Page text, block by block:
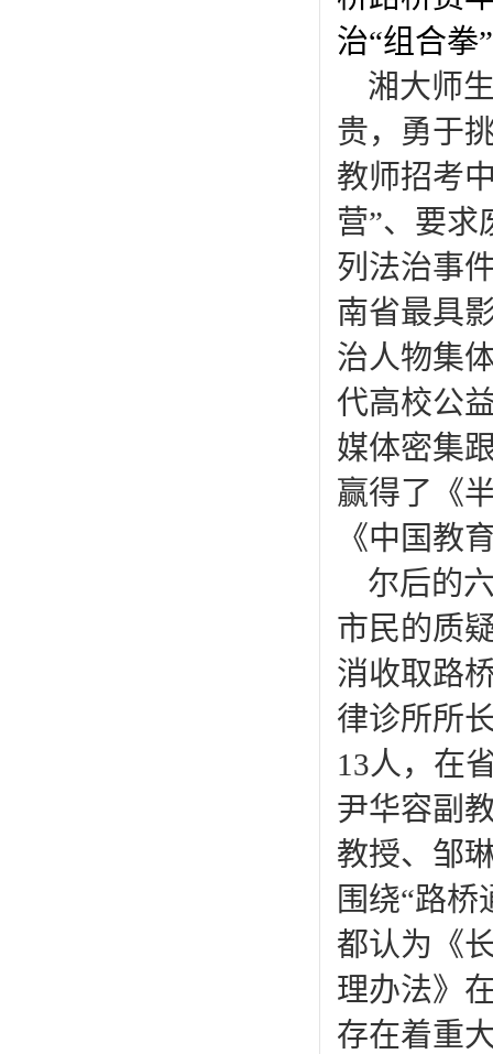
治“组合拳
湘大师
贵，勇于
教师招考
营”、要求
列法治事
南省最具
治人物集
代高校公
媒体密集
赢得了《
《中国教
尔后的
市民的质
消收取路
律诊所所
13人，在
尹华容副
教授、邹
围绕“路
都认为《
理办法》
存在着重